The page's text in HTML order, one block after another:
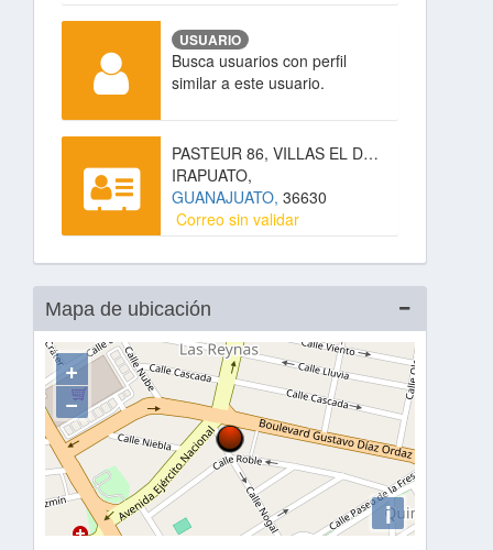
USUARIO
Busca usuarios con perfil
similar a este usuario.
PASTEUR 86, VILLAS EL DORADO,
IRAPUATO,
GUANAJUATO, 36630
Correo sin validar
Mapa de ubicación
+
−
i